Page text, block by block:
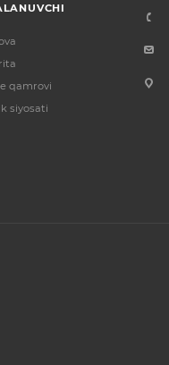
qamrovi
siyosati